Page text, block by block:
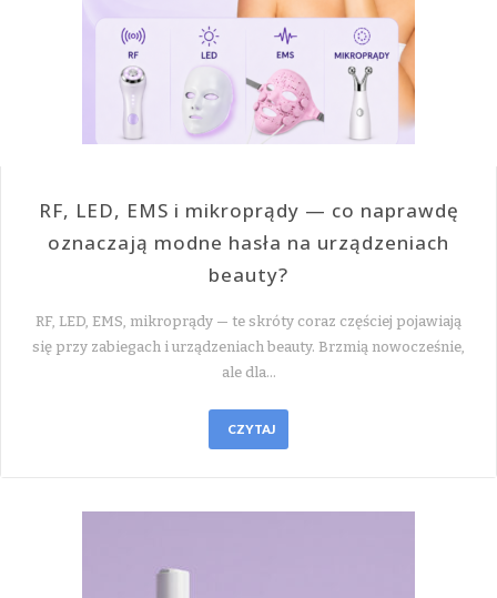
RF, LED, EMS i mikroprądy — co naprawdę
oznaczają modne hasła na urządzeniach
beauty?
RF, LED, EMS, mikroprądy — te skróty coraz częściej pojawiają
się przy zabiegach i urządzeniach beauty. Brzmią nowocześnie,
ale dla…
CZYTAJ